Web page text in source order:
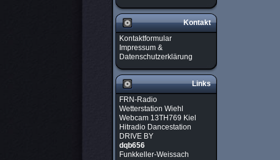
Kontakt
Kontaktformular
Impressum &
Datenschutzerklärung
Links
FRN-Radio
Wetterstation Wiehl
Webcam 13TH769 Kiel
Hitradio Dancestation
DRIVE BY
dqb656
Funkkeller-Weissach